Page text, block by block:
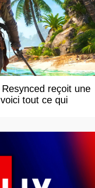
reçoit une
tout ce qui